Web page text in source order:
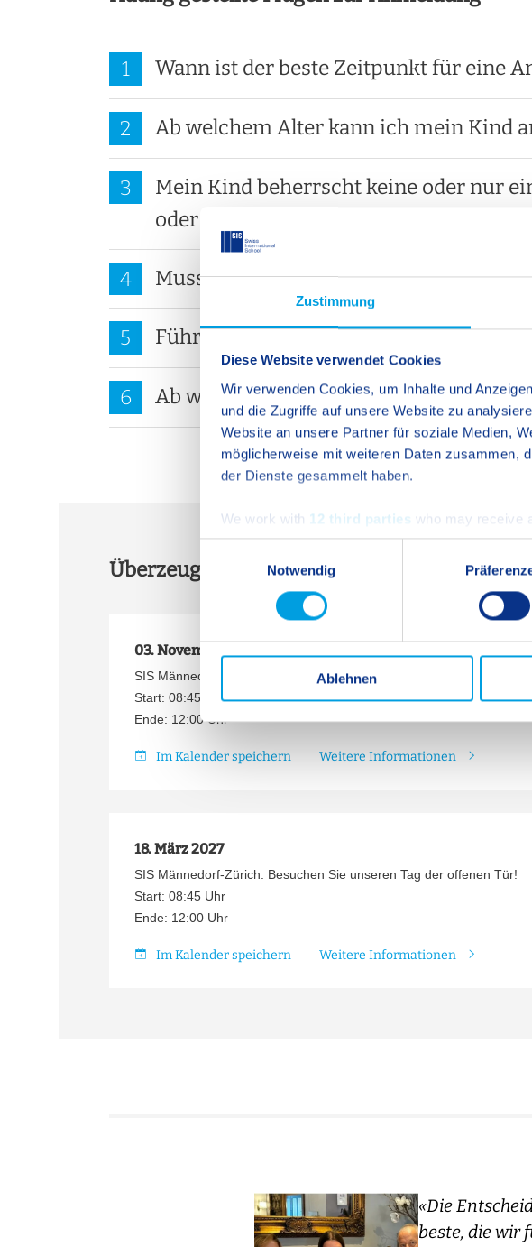
Zustimmung
Diese Website verwendet Cookies
Wir verwenden Cookies, um Inhalte und
und die Zugriffe auf unsere Website zu
Website an unsere Partner für soziale Medien,
möglicherweise mit weiteren Daten zusammen,
der Dienste gesammelt haben.
We work with 12 third parties who may receive
i
l
l
i
g
n
u
s
w
a
l
Notwendig
Ablehnen
1 Wann ist der beste Zeitpunkt für eine
2 Ab welchem Alter kann ich mein Kind
3
Mein Kind beherrscht keine oder nur
oder Englisch. Ist eine Anmeldung
4 Muss mein Kind eine
5 Führen die SIS Schulen Wartelisten?
6 Ab wann ist ein Platz gesichert?
Überzeugen Sie sich vor Ort und besuchen
03. November 2026
SIS Männedorf-Zürich: Besuchen Sie unseren Tag der offenen Tür!
Start: 08:45 Uhr
Ende: 12:00 Uhr
Im Kalender speichern Weitere Informationen
18. März 2027
SIS Männedorf-Zürich: Besuchen Sie unseren Tag der offenen Tür!
Start: 08:45 Uhr
Ende: 12:00 Uhr
Im Kalender speichern Weitere Informationen
«Die
beste, die wir